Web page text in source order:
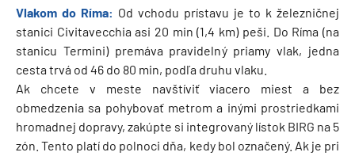
Vlakom do Ríma: Od vchodu prístavu je to k železničnej
stanici Civitavecchia asi 20 min (1,4 km) peši. Do Ríma (na
stanicu Termini) premáva pravidelný priamy vlak, jedna
cesta trvá od 46 do 80 min, podľa druhu vlaku.
Ak chcete v meste navštíviť viacero miest a bez
obmedzenia sa pohybovať metrom a inými prostriedkami
hromadnej dopravy, zakúpte si integrovaný lístok BIRG na 5
zón. Tento platí do polnoci dňa, kedy bol označený. Ak je pri